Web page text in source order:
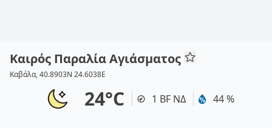
Καιρός Παραλία Αγιάσματος
Καβάλα, 40.8903N 24.6038E
24°C 1 BF ΝΔ 44 %